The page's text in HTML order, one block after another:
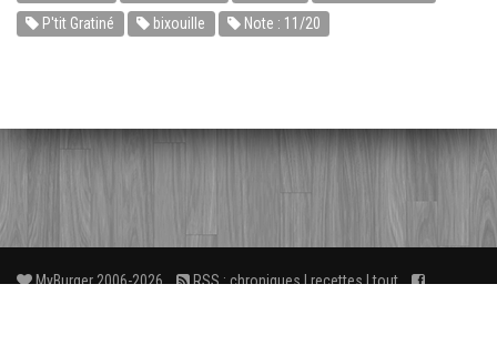
P'tit Gratiné
bixouille Note : 11/20
MyBurger 2006-2026 RSS :chroniques|recettes|tout